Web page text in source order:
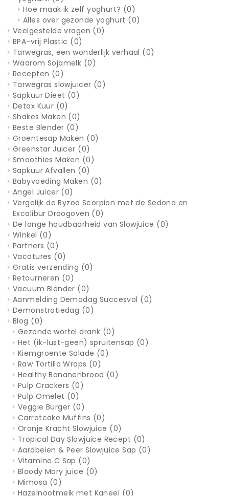
Hoe maak ik zelf yoghurt? (0)
Alles over gezonde yoghurt (0)
Veelgestelde vragen (0)
BPA-vrij Plastic (0)
Tarwegras, een wonderlijk verhaal (0)
Waarom Sojamelk (0)
Recepten (0)
Tarwegras slowjuicer (0)
Sapkuur Dieet (0)
Detox Kuur (0)
Shakes Maken (0)
Beste Blender (0)
Groentesap Maken (0)
Greenstar Juicer (0)
Smoothies Maken (0)
Sapkuur Afvallen (0)
Babyvoeding Maken (0)
Angel Juicer (0)
Vergelijk de Byzoo Scorpion met de Sedona en
Excalibur Droogoven (0)
De lange houdbaarheid van Slowjuice (0)
Winkel (0)
Partners (0)
Vacatures (0)
Gratis verzending (0)
Retourneren (0)
Vacuüm Blender (0)
Aanmelding Demodag Succesvol (0)
Demonstratiedag (0)
Blog (0)
Gezonde wortel drank (0)
Het (ik-lust-geen) spruitensap (0)
Kiemgroente Salade (0)
Raw Tortilla Wraps (0)
Healthy Bananenbrood (0)
Pulp Crackers (0)
Pulp Omelet (0)
Veggie Burger (0)
Carrotcake Muffins (0)
Oranje Kracht Slowjuice (0)
Tropical Day Slowjuice Recept (0)
Aardbeien & Peer Slowjuice Sap (0)
Vitamine C Sap (0)
Bloody Mary juice (0)
Mimosa (0)
Hazelnootmelk met Kaneel (0)